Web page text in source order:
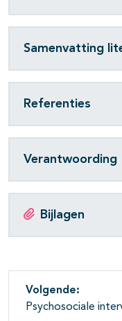
Samenvatting
Referenties
Verantwoording
Bijlagen
Volgende:
Psychosociale